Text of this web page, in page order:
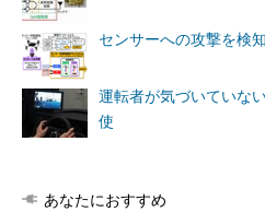
センサーへの攻撃を検
運転者が気づいていな
使
あなたにおすすめ